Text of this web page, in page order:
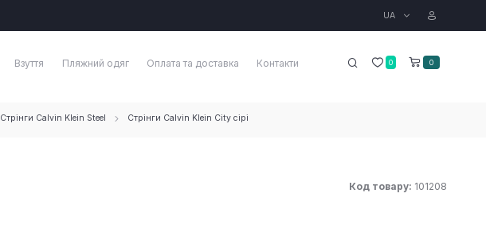
UA
0 0
Взуття Пляжний одяг Оплата та доставка Контакти
Стрінги Calvin Klein Steel Стрінги Calvin Klein City сірі
Код товару: 101208